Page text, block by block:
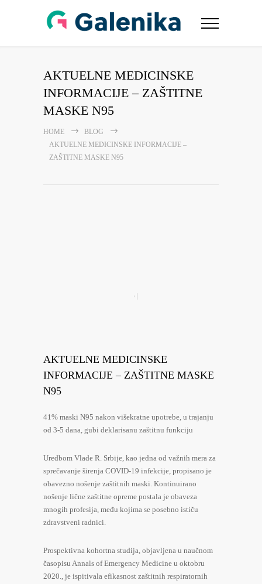
AKTUELNE MEDICINSKE
INFORMACIJE – ZAŠTITNE
MASKE N95
HOME
BLOG
AKTUELNE MEDICINSKE INFORMACIJE –
ZAŠTITNE MASKE N95
AKTUELNE MEDICINSKE
INFORMACIJE – ZAŠTITNE MASKE
N95
41% maski N95 nakon višekratne upotrebe, u trajanju
od 3-5 dana, gubi deklarisanu zaštitnu funkciju
Uredbom Vlade R. Srbije, kao jedna od važnih mera za
sprečavanje širenja COVID-19 infekcije, propisano je
obavezno nošenje zaštitnih maski. Kontinuirano
nošenje lične zaštitne opreme postala je obaveza
mnogih profesija, među kojima se posebno ističu
zdravstveni radnici.
Prospektivna kohortna studija, objavljena u naučnom
časopisu Annals of Emergency Medicine u oktobru
2020., je ispitivala efikasnost zaštitnih respiratornih